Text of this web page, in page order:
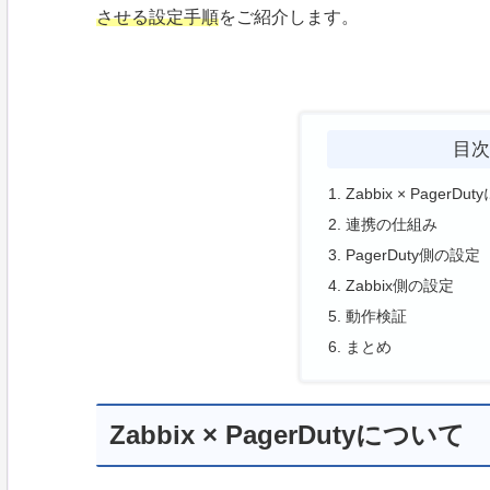
させる設定手順をご紹介します。
目次
Zabbix × PagerDuty
連携の仕組み
PagerDuty側の設定
Zabbix側の設定
動作検証
まとめ
Zabbix × PagerDutyについて